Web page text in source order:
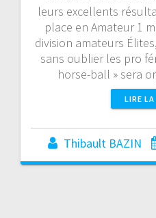
leurs excellents
place en Amateur 1
division amateurs
sans oublier les pro
horse-ball » sera
LIRE
Thibault BAZIN